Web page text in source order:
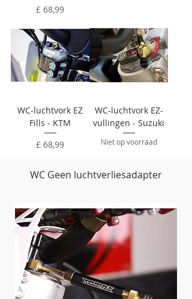
Prijs
£ 68,99
WC-luchtvork EZ
Fills - KTM
Prijs
£ 68,99
WC-luchtvork EZ-
vullingen - Suzuki
Niet op voorraad
WC Geen luchtverliesadapter